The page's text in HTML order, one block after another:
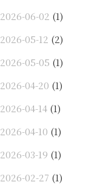
2026-06-02 (1)
2026-05-12 (2)
2026-05-05 (1)
2026-04-20 (1)
2026-04-14 (1)
2026-04-10 (1)
2026-03-19 (1)
2026-02-27 (1)